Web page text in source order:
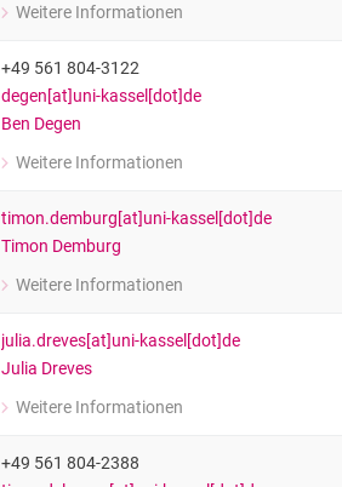
Weitere Informationen
zu Alexandra Louisa Dannenberg
+49 561 804-3122
degen[at]uni-kassel[dot]de
Ben Degen
Weitere Informationen
zu Ben Degen
timon.demburg[at]uni-kassel[dot]de
Timon Demburg
Weitere Informationen
zu Timon Demburg
julia.dreves[at]uni-kassel[dot]de
Julia Dreves
Weitere Informationen
zu Julia Dreves
+49 561 804-2388